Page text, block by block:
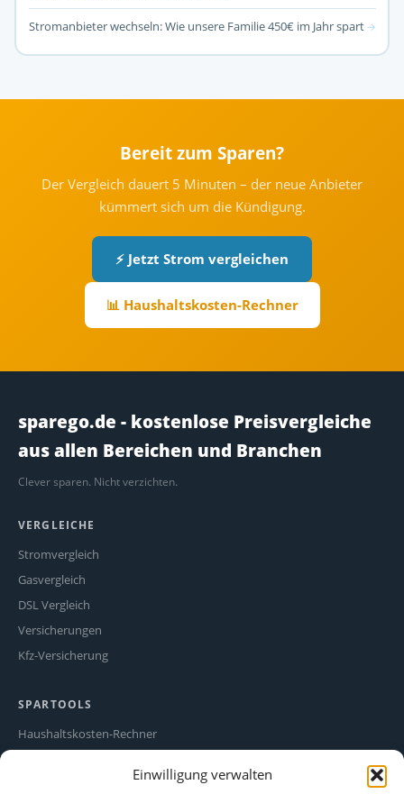
Einwilligung verwalten
Stromanbieter wechseln: Wie unsere Familie 450€ im Jahr spart →
Bereit zum Sparen?
Der Vergleich dauert 5 Minuten – der neue Anbieter
kümmert sich um die Kündigung.
⚡ Jetzt Strom vergleichen
📊 Haushaltskosten-Rechner
sparego.de - kostenlose Preisvergleiche
aus allen Bereichen und Branchen
Clever sparen. Nicht verzichten.
VERGLEICHE
Stromvergleich
Gasvergleich
DSL Vergleich
Versicherungen
Kfz-Versicherung
SPARTOOLS
Haushaltskosten-Rechner